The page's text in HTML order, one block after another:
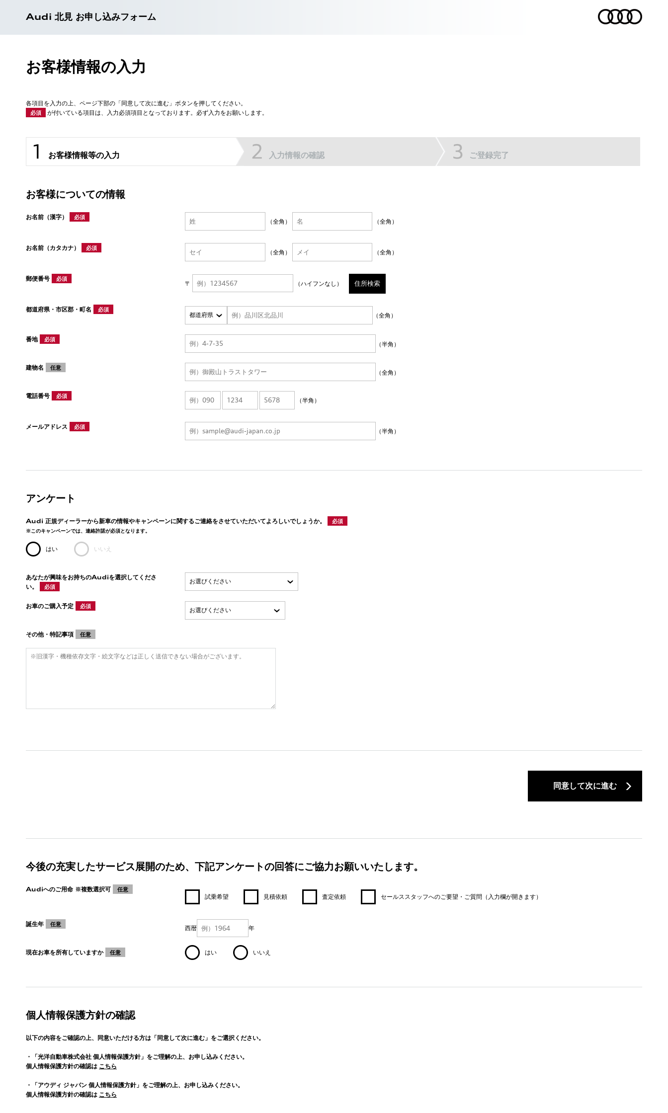
Audi 北見 お申し込みフォーム
お客様情報の入力
各項目を入力の上、ページ下部の「同意して次に進む」ボタンを押してください。
必須 が付いている項目は、入力必須項目となっております。必ず入力をお願いします。
お客様情報等の入力 入力情報の確認 ご登録完了
お客様についての情報
お名前（漢字） 必須
（全角） （全角）
お名前（カタカナ） 必須
（全角） （全角）
郵便番号 必須
〒 （ハイフンなし） 住所検索
都道府県・市区郡・町名 必須
（全角）
番地 必須
（半角）
建物名 任意
（全角）
電話番号 必須
（半角）
メールアドレス 必須
（半角）
アンケート
Audi 正規ディーラーから新車の情報やキャンペーンに関するご連絡をさせていただいてよろしいでしょうか。 必須
※このキャンペーンでは、連絡許諾が必須となります。
はい いいえ
あなたが興味をお持ちのAudiを選択してくださ
い。
必須
お車のご購入予定 必須
その他・特記事項 任意
同意して次に進む
今後の充実したサービス展開のため、下記アンケートの回答にご協力お願いいたします。
Audiへのご用命 ※複数選択可 任意
試乗希望 見積依頼 査定依頼 セールススタッフへのご要望・ご質問（入力欄が開きます）
誕生年 任意
西暦 年
現在お車を所有していますか 任意 はい いいえ
個人情報保護方針の確認
以下の内容をご確認の上、同意いただける方は「同意して次に進む」をご選択ください。
・「光洋自動車株式会社 個人情報保護方針」をご理解の上、お申し込みください。
個人情報保護方針の確認は こちら
・「アウディ ジャパン 個人情報保護方針」をご理解の上、お申し込みください。
個人情報保護方針の確認は こちら